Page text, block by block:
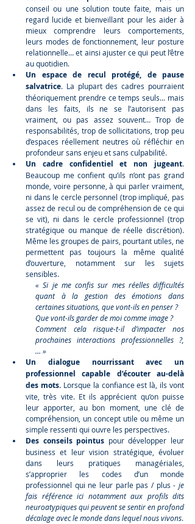
conseil ou une solution toute faite, mais un
regard lucide et bienveillant pour les aider à
mieux comprendre leurs comportements,
leurs modes de fonctionnement, leur posture
relationnelle… et ainsi ajuster ce qui peut l’être
au quotidien.
Un espace de recul protégé, de pause
salvatrice. La plupart des cadres pourraient
théoriquement prendre ce temps seuls… mais
dans les faits, ils ne se l’autorisent pas
vraiment, ou pas assez souvent… Trop de
responsabilités, trop de sollicitations, trop peu
d’espaces réellement neutres où réfléchir en
profondeur sans enjeu et sans culpabilité.
Un cadre confidentiel et non jugeant.
Beaucoup me confient qu’ils n’ont pas grand
monde, voire personne, à qui parler vraiment,
ni dans le cercle personnel (trop impliqué, pas
assez de recul ou de compréhension de ce qui
se vit), ni dans le cercle professionnel (trop
stratégique ou manque de réelle discrétion).
Même les groupes de pairs, pourtant utiles, ne
permettent pas toujours la même qualité
d’ouverture, notamment sur les sujets
sensibles.
« Si je me confis sur mes réelles difficultés
quant à la gestion des émotions dans
certaines situations, que vont-ils en penser ?
Que vont-ils garder de moi comme image ?
Comment cela risque-t-il d’impacter nos
prochaines interactions professionnelles ?,
… »
Un dialogue nourrissant avec un
professionnel capable d’écouter au-delà
des mots. Lorsque la confiance est là, ils vont
vite, très vite. Et ils apprécient qu’on puisse
leur apporter, au bon moment, une clé de
compréhension, un concept utile ou même un
simple ressenti qui ouvre les perspectives.
Des conseils pointus pour développer leur
business et leur vision stratégique, évoluer
dans leurs pratiques managériales,
s’approprier les codes d’un monde
professionnel qui ne leur parle pas / plus - je
fais référence ici notamment aux profils dits
neuroatypiques qui peuvent se sentir en profond
décalage avec le monde dans lequel nous vivons.